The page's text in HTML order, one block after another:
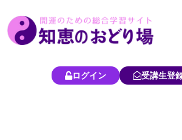
容
ログイン 受講生登